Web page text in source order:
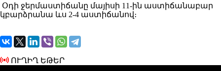
Օդի ջերմաստիճանը մայիսի 11-ին աստիճանաբար
կբարձրանա ևս 2-4 աստիճանով։
ՈՒՂԻՂ ԵԹԵՐ